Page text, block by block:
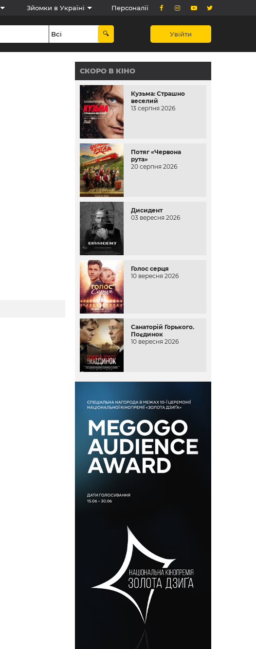
Зйомки в Україні Персоналії
Увійти
СКОРО В КІНО
Кузьма: Страшно
веселий
13 серпня 2026
Потяг «Червона
рута»
20 серпня 2026
Дисидент
03 вересня 2026
Голос серця
10 вересня 2026
Санаторій Горького.
Поєдинок
10 вересня 2026